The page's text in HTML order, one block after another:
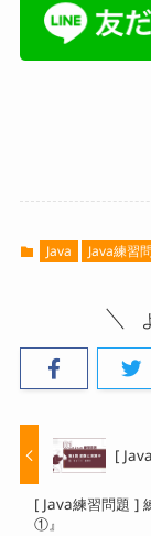
Java Java練習
[
[ Java練習問題 ]
①』